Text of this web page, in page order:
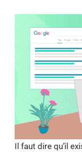
Il faut dire qu’il